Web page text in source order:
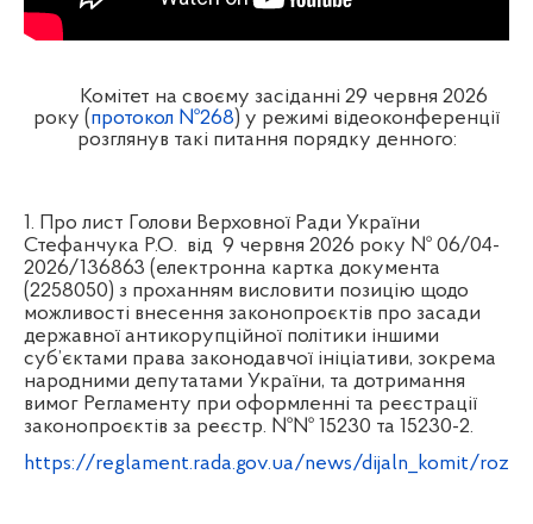
Комітет на своєму засіданні 29 червня 2026
року (протокол №268) у режимі відеоконференції
розглянув такі питання порядку денного:
1. Про лист Голови Верховної Ради України
Стефанчука Р.О. від 9 червня 2026 року № 06/04-
2026/136863 (електронна картка документа
(2258050) з проханням висловити позицію щодо
можливості внесення законопроєктів про засади
державної антикорупційної політики іншими
суб’єктами права законодавчої ініціативи, зокрема
народними депутатами України, та дотримання
вимог Регламенту при оформленні та реєстрації
законопроєктів за реєстр. №№ 15230 та 15230-2.
https://reglament.rada.gov.ua/news/dijaln_komit/